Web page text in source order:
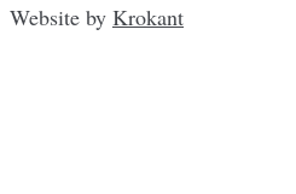
Website by Krokant